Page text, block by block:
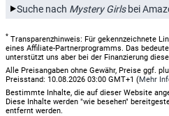
Suche nach Mystery Girlsbei
* Transparenzhinweis: Für gekennzeichnete
eines Affiliate-Partnerprogramms. Das
unterstützt uns aber bei der Finanzierung
Alle Preisangaben ohne Gewähr, Preise ggf.
Preisstand: 10.08.2026 03:00 GMT+1 (Mehr
Bestimmte Inhalte, die auf dieser Website
Diese Inhalte werden "wie besehen"
entfernt werden.